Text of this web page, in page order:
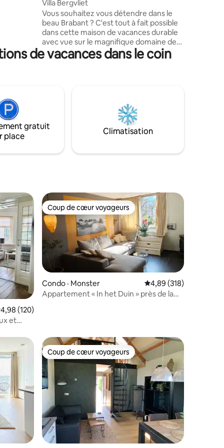
: bain
Villa Bergvliet
Vous souhaitez vous détendre dans le
beau Brabant ? C'est tout à fait possible
dans cette maison de vacances durable
avec vue sur le magnifique domaine de
Landgoed Bergvliet, et cela depuis votre
lit ! Dans cet environnement naturel,
la rue. Vous souhaitez combiner cela
avec une journée dans un centre animé ?
La belle ville de Breda peut vous offrir
cela à portée de main. Venez, profitez et
de vacances dans le coin
gratuit
place
Climatisation
plus aimés
moyenne de 4,98 sur 5, 120 commentaires
4,98 (120)
et
Coup de cœur voyageurs
Coup de cœur voyageurs
Condo · Monster Note moyenne de
4,89 (318)
Appartement « In het Duin » près de la
Coup de cœur voyageurs
Coup de cœur voyageurs